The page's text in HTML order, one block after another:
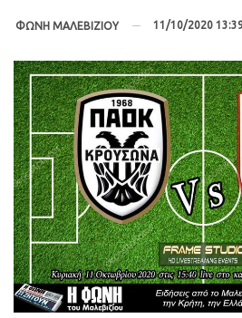
ΦΩΝΗ ΜΑΛΕΒΙΖΙΟΥ 11/10/2020